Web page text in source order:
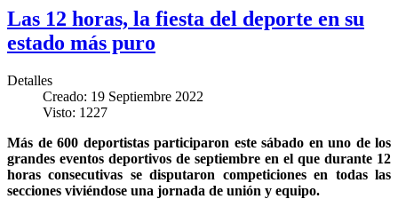
Las 12 horas, la fiesta del deporte en su
estado más puro
Detalles
Creado: 19 Septiembre 2022
Visto: 1227
Más de 600 deportistas participaron este sábado en uno de los
grandes eventos deportivos de septiembre en el que durante 12
horas consecutivas se disputaron competiciones en todas las
secciones viviéndose una jornada de unión y equipo.